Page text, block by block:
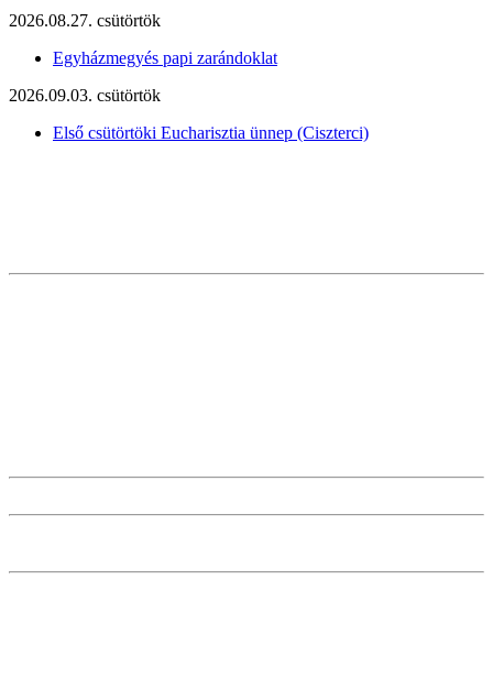
2026.08.27. csütörtök
Egyházmegyés papi zarándoklat
2026.09.03. csütörtök
Első csütörtöki Eucharisztia ünnep (Ciszterci)